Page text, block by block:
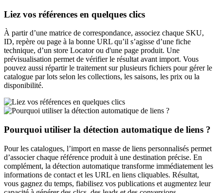
Liez vos références en quelques clics
À partir d’une matrice de correspondance, associez chaque SKU,
ID, repère ou page à la bonne URL qu’il s’agisse d’une fiche
technique, d’un store Locator ou d'une page produit. Une
prévisualisation permet de vérifier le résultat avant import. Vous
pouvez aussi répartir le traitement sur plusieurs fichiers pour gérer le
catalogue par lots selon les collections, les saisons, les prix ou la
disponibilité.
Pourquoi utiliser la détection automatique de liens ?
Pour les catalogues, l’import en masse de liens personnalisés permet
d’associer chaque référence produit à une destination précise. En
complément, la détection automatique transforme immédiatement les
informations de contact et les URL en liens cliquables. Résultat,
vous gagnez du temps, fiabilisez vos publications et augmentez leur